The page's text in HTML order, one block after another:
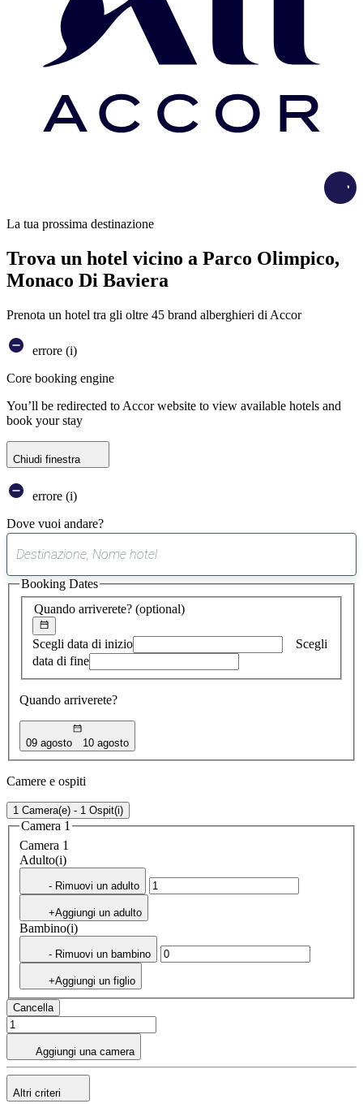
La tua prossima destinazione
Trova un hotel vicino a Parco Olimpico,
Monaco Di Baviera
Prenota un hotel tra gli oltre 45 brand alberghieri di Accor
errore (i)
Core booking engine
You’ll be redirected to Accor website to view available hotels and
book your stay
Chiudi finestra
errore (i)
Dove vuoi andare?
suggerimento
trovato
Quando arriverete? (optional)
Scegli data di inizio
Scegli
data di fine
Quando arriverete?
09 agosto 10 agosto
Booking Dates
Camere e ospiti
1 Camera(e) - 1 Ospit(i)
Camera 1
Camera 1
Adulto(i)
- Rimuovi un adulto
+Aggiungi un adulto
Bambino(i)
- Rimuovi un bambino
+Aggiungi un figlio
Cancella
Aggiungi una camera
Altri criteri